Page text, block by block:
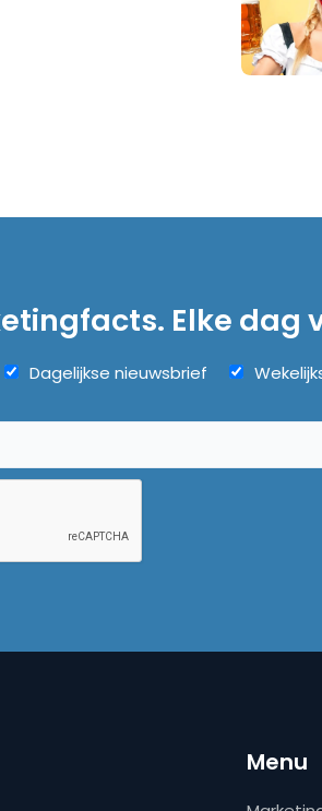
Elke dag
Dagelijkse nieuwsbrief
Menu